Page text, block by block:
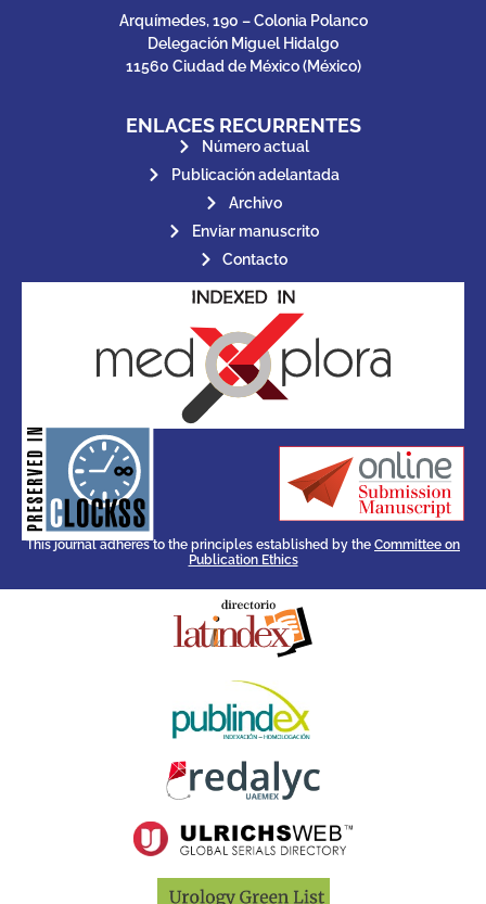
Arquímedes, 190 – Colonia Polanco
Delegación Miguel Hidalgo
11560 Ciudad de México (México)
ENLACES RECURRENTES
Número actual
Publicación adelantada
Archivo
Enviar manuscrito
Contacto
CLOCKSS is a dak archive that
ensures the long-term survival
of web-based scholary
publications, governed by and
for its stakeholders.
This journal adheres to the principles established by the Committee on
Publication Ethics